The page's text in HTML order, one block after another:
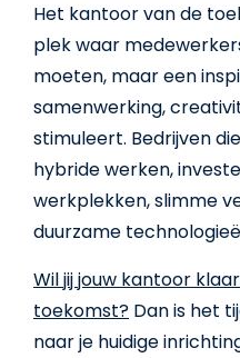
Het kantoor van de
plek waar
moeten, maar een
samenwerking,
stimuleert. Bedrijven
hybride werken,
werkplekken, slimme
duurzame
Wil jij jouw kantoor
toekomst? Dan is het
naar je huidige